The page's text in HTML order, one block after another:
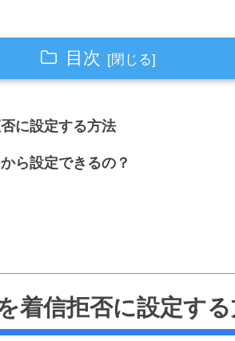
目次
に設定する方法
ら設定できるの？
着信拒否に設定す